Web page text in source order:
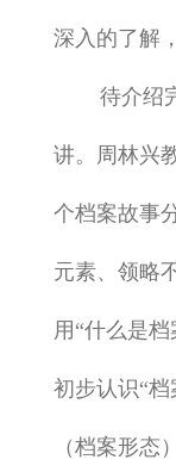
深入的了解
待介绍
讲。周林兴
个档案故事
元素、领略
用“什么是
初步认识“
（档案形态